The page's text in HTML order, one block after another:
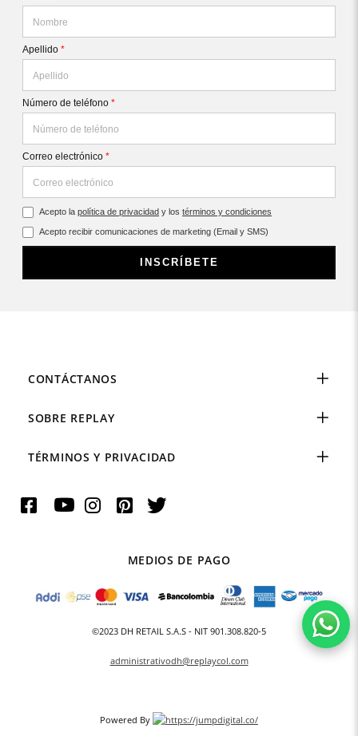
Apellido *
Número de teléfono *
Correo electrónico *
Acepto la política de privacidad y los términos y condiciones
Acepto recibir comunicaciones de marketing (Email y SMS)
INSCRÍBETE
CONTÁCTANOS
SOBRE REPLAY
TÉRMINOS Y PRIVACIDAD
MEDIOS DE PAGO
©2023 DH RETAIL S.A.S - NIT 901.308.820-5
administrativodh@replaycol.com
Powered By